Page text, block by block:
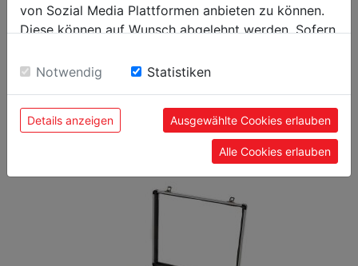
Obecné údaje
9120039903347
OBLÍBENÉ PRODUKTY
von Sozial Media Plattformen anbieten zu können.
Diese können auf Wunsch abgelehnt werden. Sofern
Einwilligung zu unseren Cookies.
Notwendig Statistiken
Details anzeigen Ausgewählte Cookies erlauben
Alle Cookies erlauben